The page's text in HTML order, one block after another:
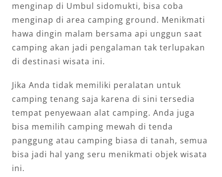
menginap di Umbul sidomukti, bisa coba
menginap di area camping ground. Menikmati
hawa dingin malam bersama api unggun saat
camping akan jadi pengalaman tak terlupakan
di destinasi wisata ini.
Jika Anda tidak memiliki peralatan untuk
camping tenang saja karena di sini tersedia
tempat penyewaan alat camping. Anda juga
bisa memilih camping mewah di tenda
panggung atau camping biasa di tanah, semua
bisa jadi hal yang seru menikmati objek wisata
ini.